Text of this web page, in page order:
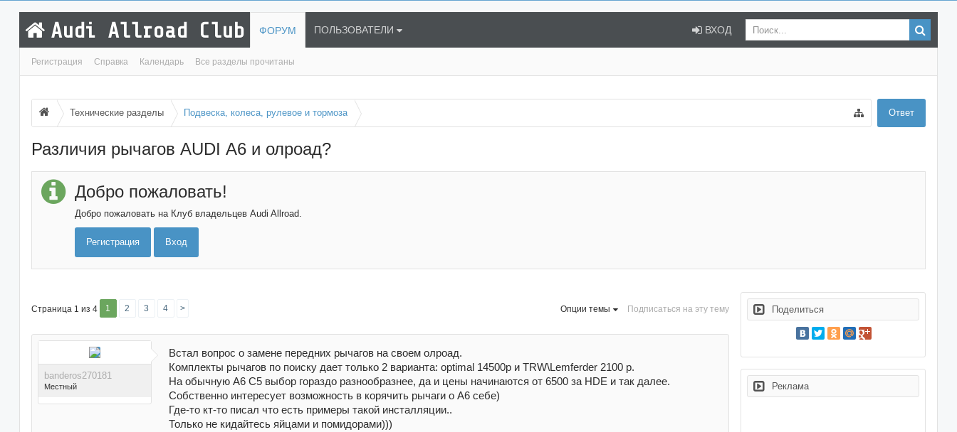
Audi Allroad Club ФОРУМ
Регистрация Справка Календарь Все разделы прочитаны
ПОЛЬЗОВАТЕЛИ ВХОД
Ответ
Технические разделы Подвеска, колеса, рулевое и тормоза
Различия рычагов AUDI А6 и олроад?
Добро пожаловать!
Добро пожаловать на Клуб владельцев Audi Allroad.
Регистрация Вход
Опции темы Подписаться на эту тему
Страница 1 из 4 1 2 3 4 >
banderos270181
Местный
Встал вопрос о замене передних рычагов на своем олроад.
Комплекты рычагов по поиску дает только 2 варианта: optimal 14500р и TRW\Lemferder 2100 р.
На обычную А6 С5 выбор гораздо разнообразнее, да и цены начинаются от 6500 за HDE и так далее.
Собственно интересует возможность в корячить рычаги о А6 себе)
Где-то кт-то писал что есть примеры такой инсталляции..
Только не кидайтесь яйцами и помидорами)))
Поделиться
Реклама